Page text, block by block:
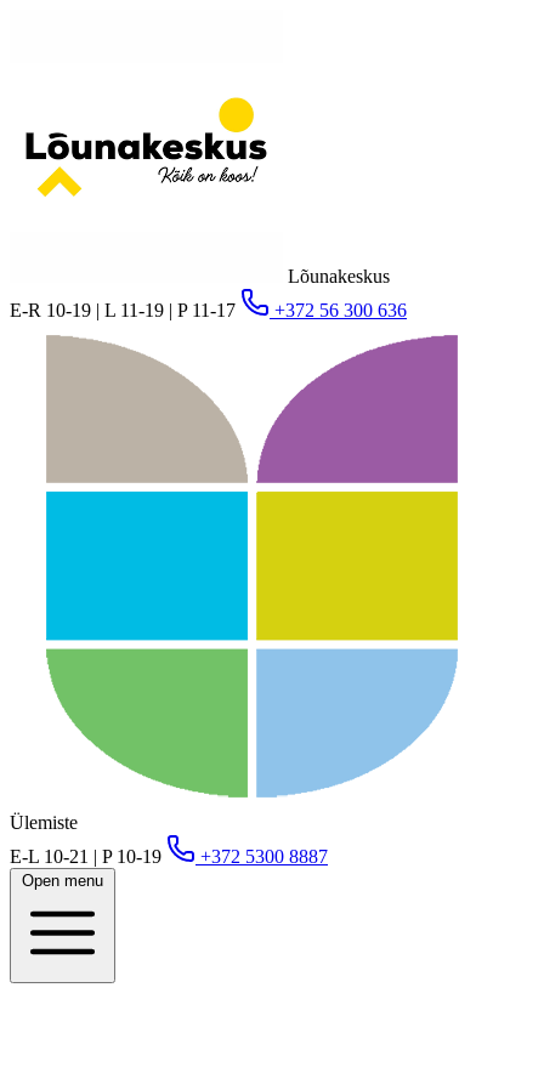
Lõunakeskus
E-R 10-19 | L 11-19 | P 11-17
+372 56 300 636
Ülemiste
E-L 10-21 | P 10-19
+372 5300 8887
Open menu